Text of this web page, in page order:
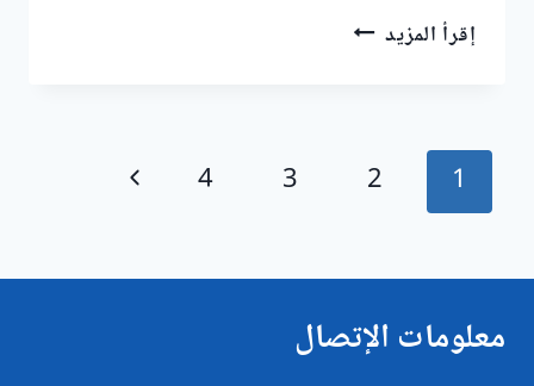
إقرأ المزيدعاملات
النعيمية
عجمان
تنقل
الصفحة
1
2
3
4
الصفحة
معلومات الإتصال